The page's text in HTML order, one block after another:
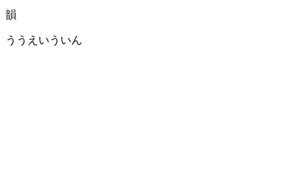
韻
ううえいういん